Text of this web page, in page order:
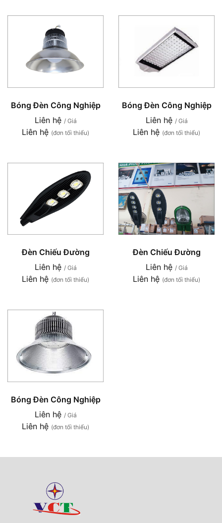
Bóng Đèn Công Nghiệp
Liên hệ / Giá
Liên hệ (đơn tối thiểu)
Bóng Đèn Công Nghiệp
Liên hệ / Giá
Liên hệ (đơn tối thiểu)
Đèn Chiếu Đường
Liên hệ / Giá
Liên hệ (đơn tối thiểu)
Đèn Chiếu Đường
Liên hệ / Giá
Liên hệ (đơn tối thiểu)
Bóng Đèn Công Nghiệp
Liên hệ / Giá
Liên hệ (đơn tối thiểu)